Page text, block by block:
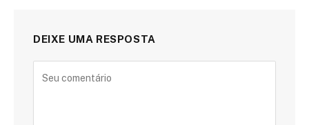
DEIXE UMA RESPOSTA